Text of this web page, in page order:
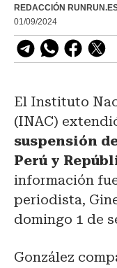
REDACCIÓN
01/09/2024
El Instituto
(INAC)
suspensión
Perú y
información
periodista,
domingo 1 de
González